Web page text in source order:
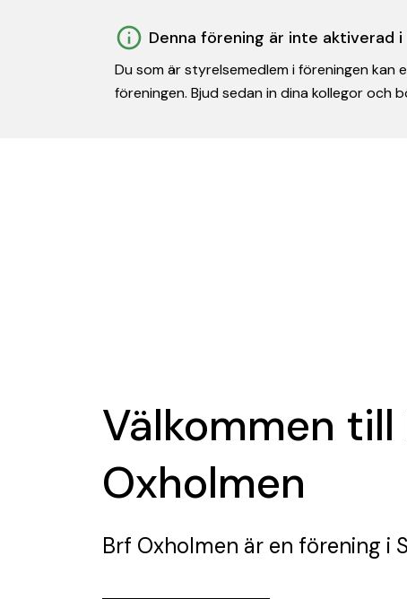
Denna förening är inte aktiverad i
Du som är styrelsemedlem i föreningen
föreningen. Bjud sedan in dina kollegor och
Välkommen till
Oxholmen
Brf Oxholmen är en förening i